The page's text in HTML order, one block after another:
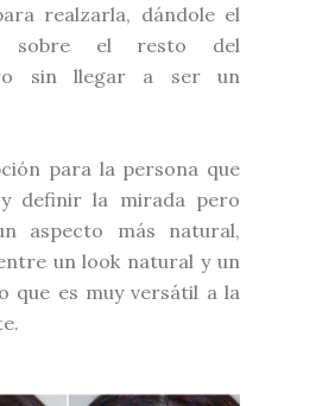
realzarla, dándole el
sobre el resto del
sin llegar a ser un
para la persona que
definir la mirada pero
aspecto más natural,
un look natural y un
que es muy versátil a la